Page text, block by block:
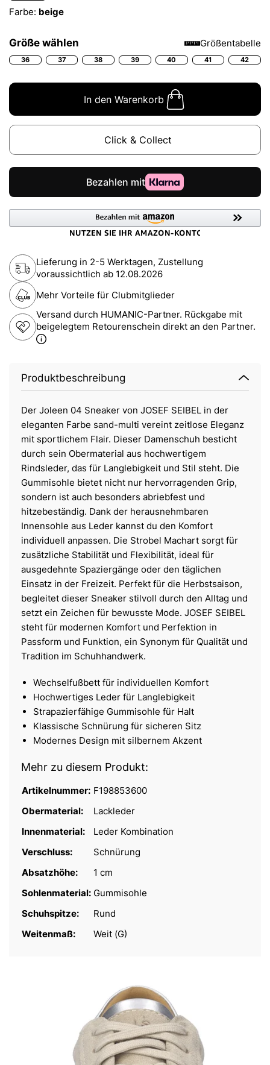
Farbe: beige
Größe wählen Größentabelle
36 37 38 39 40 41 42
In den Warenkorb
Click & Collect
Lieferung in 2-5 Werktagen, Zustellung
voraussichtlich ab 12.08.2026
Mehr Vorteile für Clubmitglieder
Versand durch HUMANIC-Partner. Rückgabe mit
beigelegtem Retourenschein direkt an den Partner.
Produktbeschreibung
Der Joleen 04 Sneaker von JOSEF SEIBEL in der
eleganten Farbe sand-multi vereint zeitlose Eleganz
mit sportlichem Flair. Dieser Damenschuh besticht
durch sein Obermaterial aus hochwertigem
Rindsleder, das für Langlebigkeit und Stil steht. Die
Gummisohle bietet nicht nur hervorragenden Grip,
sondern ist auch besonders abriebfest und
hitzebeständig. Dank der herausnehmbaren
Innensohle aus Leder kannst du den Komfort
individuell anpassen. Die Strobel Machart sorgt für
zusätzliche Stabilität und Flexibilität, ideal für
ausgedehnte Spaziergänge oder den täglichen
Einsatz in der Freizeit. Perfekt für die Herbstsaison,
begleitet dieser Sneaker stilvoll durch den Alltag und
setzt ein Zeichen für bewusste Mode. JOSEF SEIBEL
steht für modernen Komfort und Perfektion in
Passform und Funktion, ein Synonym für Qualität und
Tradition im Schuhhandwerk.
Wechselfußbett für individuellen Komfort
Hochwertiges Leder für Langlebigkeit
Strapazierfähige Gummisohle für Halt
Klassische Schnürung für sicheren Sitz
Modernes Design mit silbernem Akzent
Mehr zu diesem Produkt:
Artikelnummer: F198853600
Obermaterial:
Lackleder
Innenmaterial:
Leder Kombination
Verschluss:
Schnürung
Absatzhöhe:
1 cm
Sohlenmaterial: Gummisohle
Schuhspitze:
Rund
Weitenmaß:
Weit (G)